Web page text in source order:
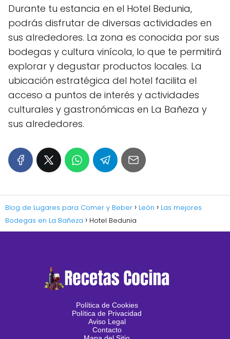
Durante tu estancia en el Hotel Bedunia,
podrás disfrutar de diversas actividades en
sus alrededores. La zona es conocida por sus
bodegas y cultura vinícola, lo que te permitirá
explorar y degustar productos locales. La
ubicación estratégica del hotel facilita el
acceso a puntos de interés y actividades
culturales y gastronómicas en La Bañeza y
sus alrededores.
Blog de Lugares para Comer y Beber León
Las mejores
Bodegas en La Bañeza
Hotel Bedunia
Política de Cookies
Política de Privacidad
Aviso Legal
Contacto